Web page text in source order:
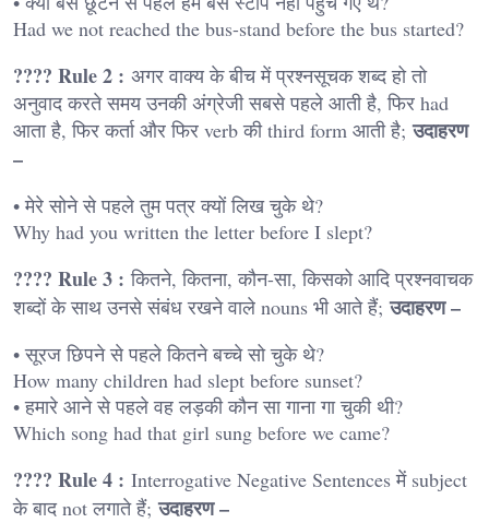
Had we not reached the bus-stand before the bus started?
???? Rule 2 : अगर वाक्य के बीच में प्रश्नसूचक शब्द हो तो
अनुवाद करते समय उनकी अंग्रेजी सबसे पहले आती है, फिर had
आता है, फिर कर्ता और फिर verb की third form आती है;उदाहरण
–
• मेरे सोने से पहले तुम पत्र क्यों लिख चुके थे?
Why had you written the letter before I slept?
???? Rule 3 : कितने, कितना, कौन-सा, किसको आदि प्रश्नवाचक
शब्दों के साथ उनसे संबंध रखने वाले nouns भी आते हैं;उदाहरण –
• सूरज छिपने से पहले कितने बच्चे सो चुके थे?
How many children had slept before sunset?
• हमारे आने से पहले वह लड़की कौन सा गाना गा चुकी थी?
Which song had that girl sung before we came?
???? Rule 4 : Interrogative Negative Sentences में subject
के बाद not लगाते हैं;उदाहरण –